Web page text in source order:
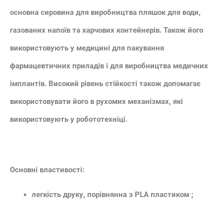
основна сировина для виробництва пляшок для води,
газованих напоїв та харчових контейнерів. Також його
використовують у медицині для пакування
фармацевтичних приладів і для виробництва медичних
імплантів. Високий рівень стійкості також допомагає
використовувати його в рухомих механізмах, які
використовують у робототехніці.
Основні властивості:
легкість друку, порівнянна з PLA пластиком ;